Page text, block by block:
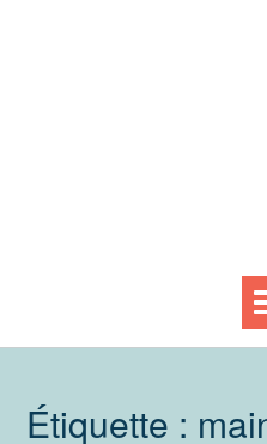
Étiquette :